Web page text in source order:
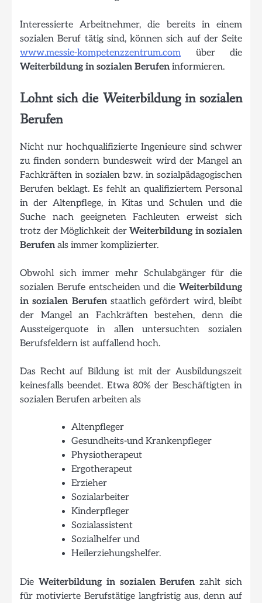
Interessierte Arbeitnehmer, die bereits in einem
sozialen Beruf tätig sind, können sich auf der Seite
www.messie-kompetenzzentrum.com über die
Weiterbildung in sozialen Berufen informieren.
Lohnt sich die Weiterbildung in sozialen
Berufen
Nicht nur hochqualifizierte Ingenieure sind schwer
zu finden sondern bundesweit wird der Mangel an
Fachkräften in sozialen bzw. in sozialpädagogischen
Berufen beklagt. Es fehlt an qualifiziertem Personal
in der Altenpflege, in Kitas und Schulen und die
Suche nach geeigneten Fachleuten erweist sich
trotz der Möglichkeit der Weiterbildung in sozialen
Berufen als immer komplizierter.
Obwohl sich immer mehr Schulabgänger für die
sozialen Berufe entscheiden und die Weiterbildung
in sozialen Berufenstaatlich gefördert wird, bleibt
der Mangel an Fachkräften bestehen, denn die
Aussteigerquote in allen untersuchten sozialen
Berufsfeldern ist auffallend hoch.
Das Recht auf Bildung ist mit der Ausbildungszeit
keinesfalls beendet. Etwa 80% der Beschäftigten in
sozialen Berufen arbeiten als
Altenpfleger
Gesundheits-und Krankenpfleger
Physiotherapeut
Ergotherapeut
Erzieher
Sozialarbeiter
Kinderpfleger
Sozialassistent
Sozialhelfer und
Heilerziehungshelfer.
Die Weiterbildung in sozialen Berufen zahlt sich
für motivierte Berufstätige langfristig aus, denn auf